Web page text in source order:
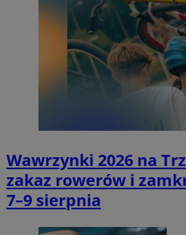
Wawrzynki 2026 na
zakaz rowerów i
7–9 sierpnia